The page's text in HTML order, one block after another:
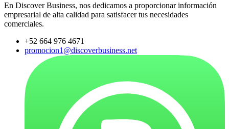
En Discover Business, nos dedicamos a proporcionar información
empresarial de alta calidad para satisfacer tus necesidades
comerciales.
+52 664 976 4671
promocion1@discoverbusiness.net